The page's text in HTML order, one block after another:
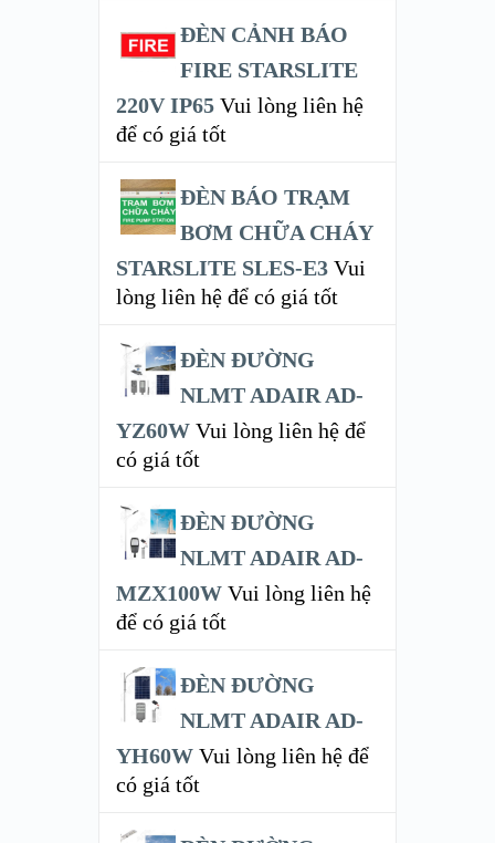
ĐÈN CẢNH BÁO
FIRE STARSLITE
220V IP65 Vui lòng liên hệ
để có giá tốt
ĐÈN BÁO TRẠM
BƠM CHỮA CHÁY
STARSLITE SLES-E3 Vui
lòng liên hệ để có giá tốt
ĐÈN ĐƯỜNG
NLMT ADAIR AD-
YZ60W Vui lòng liên hệ để
có giá tốt
ĐÈN ĐƯỜNG
NLMT ADAIR AD-
MZX100W Vui lòng liên hệ
để có giá tốt
ĐÈN ĐƯỜNG
NLMT ADAIR AD-
YH60W Vui lòng liên hệ để
có giá tốt